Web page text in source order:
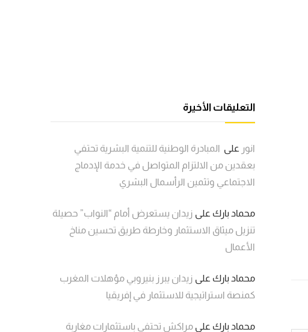
التعليقات الأخيرة
انور على المبادرة الوطنية للتنمية البشرية تحتفي
بعقدين من الالتزام المتواصل في خدمة الإدماج
الاجتماعي وتثمين الرأسمال البشري
محماد بارك على زيدان يستعرض أمام “النواب” حصيلة
تنزيل ميثاق الاستثمار وخارطة طريق تحسين مناخ
الأعمال
محماد بارك على زيدان يبرز بنيروبي مؤهلات المغرب
كمنصة استراتيجية للاستثمار في إفريقيا
محماد بارك على مراكش تحتفي باستثمارات مغاربة